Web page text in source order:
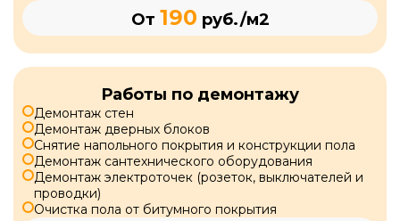
От 190 руб./м2
Работы по демонтажу
Демонтаж стен
Демонтаж дверных блоков
Снятие напольного покрытия и конструкции пола
Демонтаж сантехнического оборудования
Демонтаж электроточек (розеток, выключателей и
проводки)
Очистка пола от битумного покрытия